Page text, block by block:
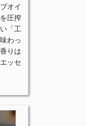
オイ
圧搾
「工
わっ
りは
ッセ